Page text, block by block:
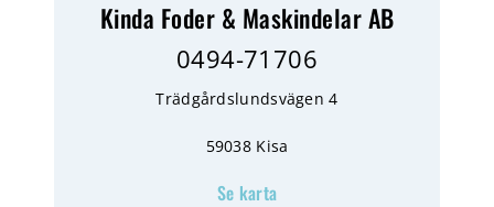
Kinda Foder & Maskindelar AB
0494-71706
Trädgårdslundsvägen 4
59038 Kisa
Se karta